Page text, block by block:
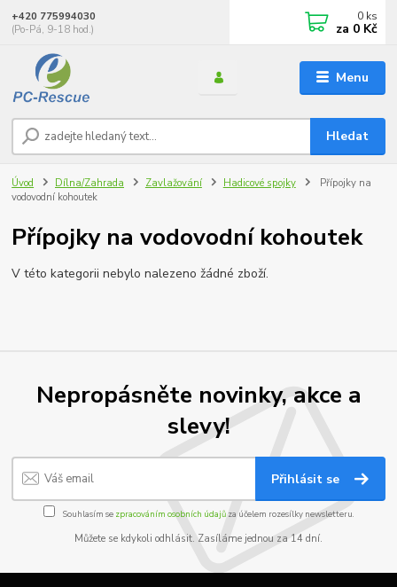
Menu
Hledat
+420 775994030
(Po-Pá, 9-18 hod.)
0 ks
za 0 Kč
Úvod Dílna/Zahrada Zavlažování Hadicové spojky
Přípojky na
vodovodní kohoutek
Přípojky na vodovodní kohoutek
V této kategorii nebylo nalezeno žádné zboží.
Nepropásněte novinky, akce a
slevy!
Přihlásit se
Souhlasím se zpracováním osobních údajůza účelem rozesílky newsletteru.
Můžete se kdykoli odhlásit. Zasíláme jednou za 14 dní.